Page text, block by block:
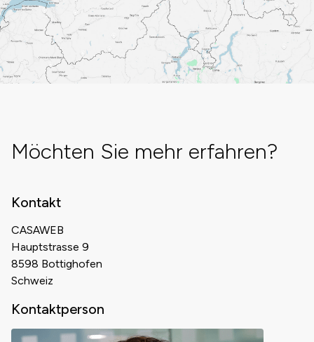
Möchten Sie mehr erfahren?
Kontakt
CASAWEB
Hauptstrasse 9
8598 Bottighofen
Schweiz
Kontaktperson